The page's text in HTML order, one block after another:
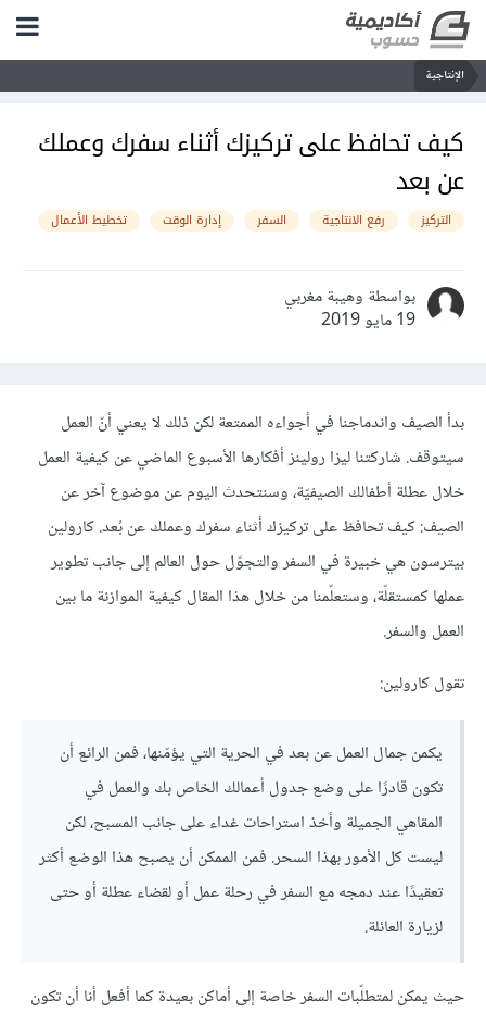
الإنتاجية
كيف تحافظ على تركيزك أثناء سفرك وعملك
عن بعد
التركيز رفع الانتاجية السفر إدارة الوقت تخطيط الأعمال
بواسطة وهيبة مغربي
19 مايو 2019
بدأ الصيف واندماجنا في أجواءه الممتعة لكن ذلك لا يعني أنّ العمل
سيتوقف. شاركتنا ليزا رولينز أفكارها الأسبوع الماضي عن كيفية العمل
خلال عطلة أطفالك الصيفيّة، وسنتحدث اليوم عن موضوع آخر عن
الصيف: كيف تحافظ على تركيزك أثناء سفرك وعملك عن بُعد. كارولين
بيترسون هي خبيرة في السفر والتجوّل حول العالم إلى جانب تطوير
عملها كمستقلّة، وستعلّمنا من خلال هذا المقال كيفية الموازنة ما بين
العمل والسفر.
تقول كارولين:
يكمن جمال العمل عن بعد في الحرية التي يؤمّنها، فمن الرائع أن
تكون قادرًا على وضع جدول أعمالك الخاص بك والعمل في
المقاهي الجميلة وأخذ استراحات غداء على جانب المسبح، لكن
ليست كل الأمور بهذا السحر. فمن الممكن أن يصبح هذا الوضع أكثر
تعقيدًا عند دمجه مع السفر في رحلة عمل أو لقضاء عطلة أو حتى
لزيارة العائلة.
حيث يمكن لمتطلّبات السفر خاصة إلى أماكن بعيدة كما أفعل أنا أن تكون